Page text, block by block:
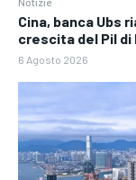
Cina, banca Ubs
crescita del Pil di
6 Agosto 2026